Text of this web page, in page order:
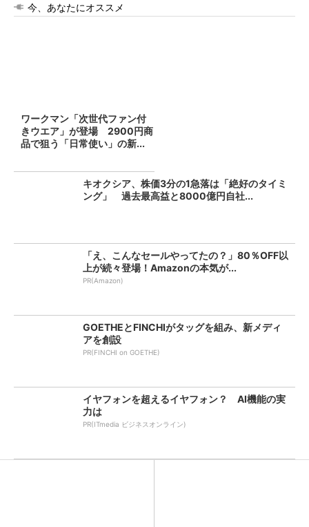
今、あなたにオススメ
ワークマン「次世代ファン付
きウエア」が登場 2900円商
品で狙う「日常使い」の新...
キオクシア、株価3分の1急落は「絶好のタイミ
ング」 過去最高益と8000億円自社...
「え、こんなセールやってたの？」80％OFF以
上が続々登場！Amazonの本気が...
PR(Amazon)
GOETHEとFINCHIがタッグを組み、新メディ
アを創設
PR(FINCHI on GOETHE)
イヤフォンを超えるイヤフォン？ AI機能の実
力は
PR(ITmedia ビジネスオンライン)